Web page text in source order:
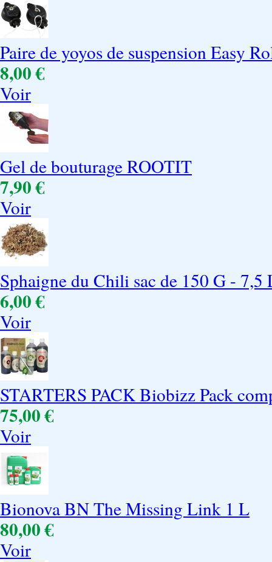
Paire de yoyos de suspension Easy
8,00 €
Voir
Gel de bouturage ROOTIT
7,90 €
Voir
Sphaigne du Chili sac de 150 G - 7,5
6,00 €
Voir
STARTERS PACK Biobizz Pack
75,00 €
Voir
Bionova BN The Missing Link 1 L
80,00 €
Voir